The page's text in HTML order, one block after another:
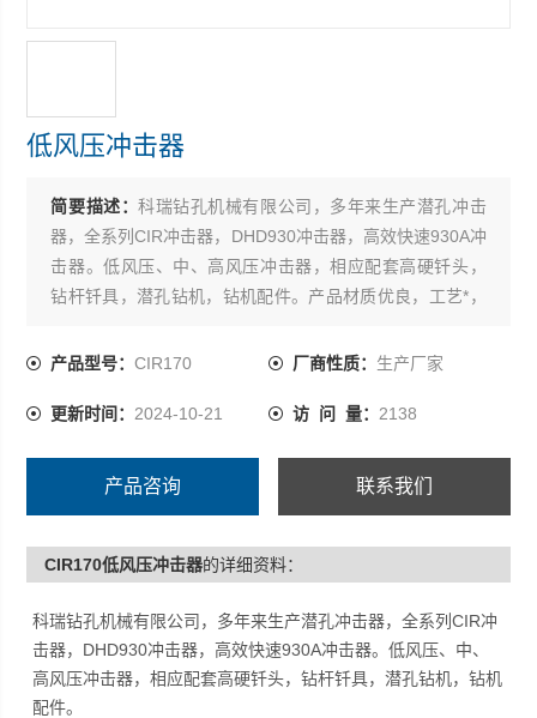
低风压冲击器
简要描述：科瑞钻孔机械有限公司，多年来生产潜孔冲击
器，全系列CIR冲击器，DHD930冲击器，高效快速930A冲
击器。低风压、中、高风压冲击器，相应配套高硬钎头，
钻杆钎具，潜孔钻机，钻机配件。产品材质优良，工艺*，
广泛认可。也可定做，欢迎合作。
产品型号：CIR170 厂商性质： 生产厂家
更新时间： 2024-10-21 访 问 量： 2138
产品咨询 联系我们
CIR170低风压冲击器的详细资料：
科瑞钻孔机械有限公司，多年来生产潜孔冲击器，全系列CIR冲
击器，DHD930冲击器，高效快速930A冲击器。低风压、中、
高风压冲击器，相应配套高硬钎头，钻杆钎具，潜孔钻机，钻机
配件。